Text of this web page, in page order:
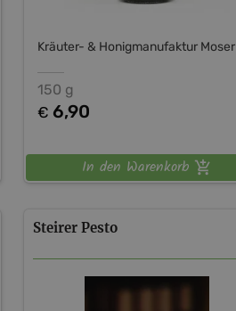
Kräuter- & Honigmanufaktur Moser
150 g
€ 6,90
In den Warenkorb
Steirer Pesto